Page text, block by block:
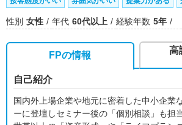
性別 女性 年代 60代以上 経験年数 5年
FPの情報
自己紹介
国内外上場企業や地元に密着した中小企業
ーに登壇しセミナー後の「個別相談」も担
高